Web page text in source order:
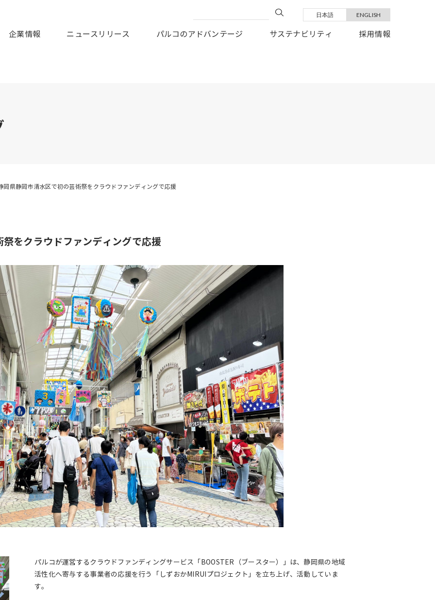
に謹んでお見舞い申しあげますとともに、被災地の一日も早い復旧を、心よりお祈り申しあげます。
日本語 ENGLISH
企業情報 ニュースリリース パルコのアドバンテージ サステナビリティ 採用情報
をクラウドファンディングで応援
パルコが運営するクラウドファンディングサービス「BOOSTER（ブースター）」は、静岡県の地域
活性化へ寄与する事業者の応援を行う「しずおかMIRUIプロジェクト」を立ち上げ、活動していま
す。
岡県静岡市清水区で初の芸術祭をクラウドファンディングで応援